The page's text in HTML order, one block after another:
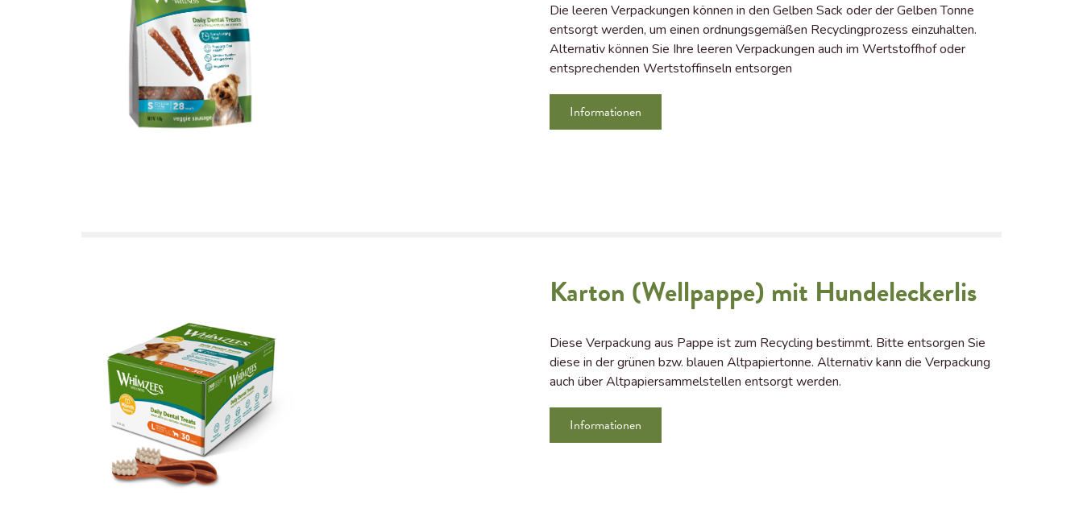
Die leeren Verpackungen können in den Gelben Sack oder der Gelben Tonne
entsorgt werden, um einen ordnungsgemäßen Recyclingprozess einzuhalten.
Alternativ können Sie Ihre leeren Verpackungen auch im Wertstoffhof oder
entsprechenden Wertstoffinseln entsorgen
Informationen
Karton (Wellpappe) mit Hundeleckerlis
Diese Verpackung aus Pappe ist zum Recycling bestimmt. Bitte entsorgen Sie
diese in der grünen bzw. blauen Altpapiertonne. Alternativ kann die Verpackung
auch über Altpapiersammelstellen entsorgt werden.
Informationen